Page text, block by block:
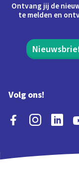
Ontvang jij de
te melden en
Volg ons!